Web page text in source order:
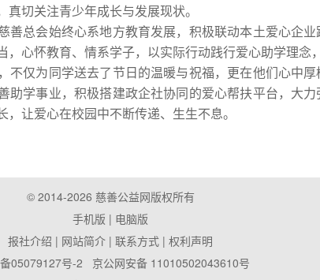
切关注青少年成长与发展现状。
总会始终心系地方教育发展，积极联动本土爱心企业
，心怀教育、情系学子，以实际行动践行爱心助学理念
仅为同学送去了节日的温暖与祝福，更在他们心中厚
助学事业，积极搭建政企社协同的爱心帮扶平台，大
让爱心在校园中不断传递、生生不息。
© 2014-2026 慈善公益网版权所有
手机版 | 电脑版
报社介绍 | 网站简介 | 联系方式 | 权利声明
05079127号-2
京公网安备 11010502043610号